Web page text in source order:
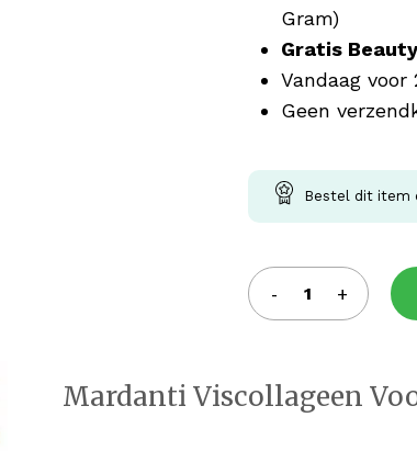
Gram)
Gratis
Vandaag voor
Geen
Bestel dit item
Mardanti Viscollageen